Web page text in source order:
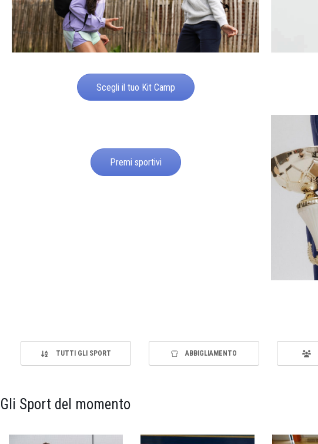
Scegli il tuo Kit Camp
Premi sportivi
TUTTI GLI SPORT ABBIGLIAMENTO
Gli Sport del momento